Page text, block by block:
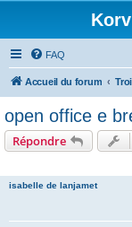
FAQ
Accueil du forum
open office e
Répondre
isabelle de lanjamet